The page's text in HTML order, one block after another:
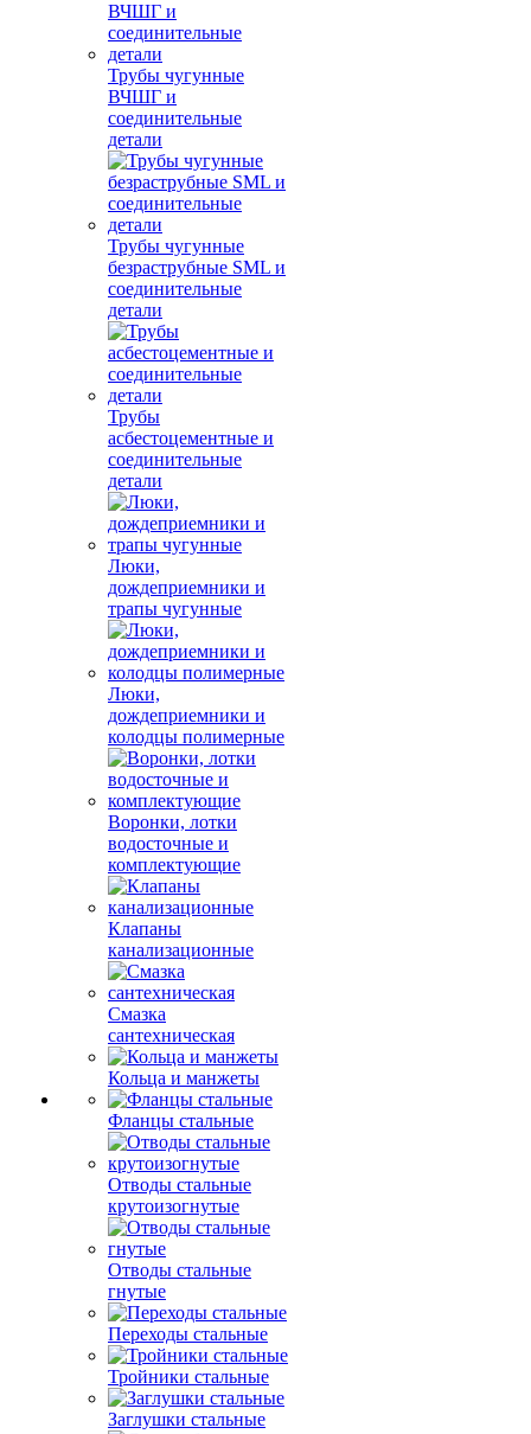
Трубы чугунные
ВЧШГ и
соединительные
детали
Трубы чугунные
безраструбные SML и
соединительные
детали
Трубы
асбестоцементные и
соединительные
детали
Люки,
дождеприемники и
трапы чугунные
Люки,
дождеприемники и
колодцы полимерные
Воронки, лотки
водосточные и
комплектующие
Клапаны
канализационные
Смазка
сантехническая
Кольца и манжеты
Фланцы стальные
Отводы стальные
крутоизогнутые
Отводы стальные
гнутые
Переходы стальные
Тройники стальные
Заглушки стальные